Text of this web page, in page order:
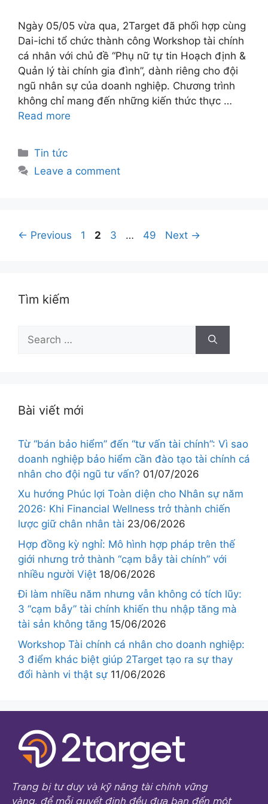
Ngày 05/05 vừa qua, 2Target đã phối hợp cùng
Dai-ichi tổ chức thành công Workshop tài chính
cá nhân với chủ đề “Phụ nữ tự tin Hoạch định &
Quản lý tài chính gia đình”, dành riêng cho đội
ngũ nhân sự của doanh nghiệp. Chương trình
không chỉ mang đến những kiến thức thực …
Read more
Tin tức
Leave a comment
← Previous 1 2 3 … 49 Next →
Tìm kiếm
Bài viết mới
Từ “bán bảo hiểm” đến “tư vấn tài chính”: Vì sao
doanh nghiệp bảo hiểm cần đào tạo tài chính cá
nhân cho đội ngũ tư vấn? 01/07/2026
Xu hướng Phúc lợi Toàn diện cho Nhân sự năm
2026: Khi Financial Wellness trở thành chiến
lược giữ chân nhân tài 23/06/2026
Hợp đồng kỳ nghỉ: Mô hình hợp pháp trên thế
giới nhưng trở thành “cạm bẫy tài chính” với
nhiều người Việt 18/06/2026
Đi làm nhiều năm nhưng vẫn không có tích lũy:
3 “cạm bẫy” tài chính khiến thu nhập tăng mà
tài sản không tăng 15/06/2026
Workshop Tài chính cá nhân cho doanh nghiệp:
3 điểm khác biệt giúp 2Target tạo ra sự thay
đổi hành vi thật sự 11/06/2026
Trang bị tư duy và kỹ năng tài chính vững
vàng, để mỗi quyết định đều đưa bạn đến một